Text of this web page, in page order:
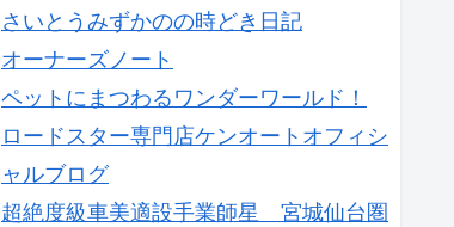
さいとうみずかのの時どき日記
オーナーズノート
ペットにまつわるワンダーワールド！
ロードスター専門店ケンオートオフィシ
ャルブログ
超絶度級車美適設手業師星 宮城仙台圏